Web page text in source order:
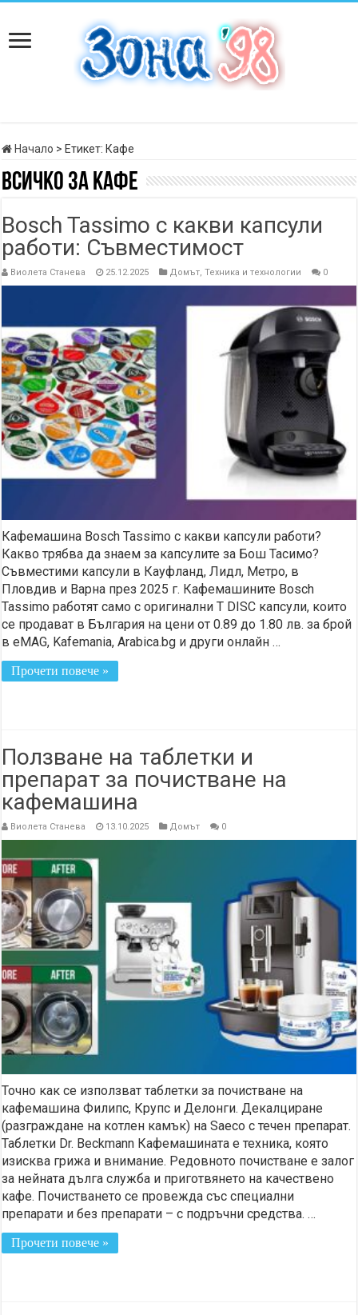
Начало > Етикет: Кафе
Всичко заКафе
Bosch Tassimo с какви капсули
работи: Съвместимост
Виолета Станева 25.12.2025 Домът,Техника и технологии 0
Кафемашина Bosch Tassimo с какви капсули работи?
Какво трябва да знаем за капсулите за Бош Тасимо?
Съвместими капсули в Кауфланд, Лидл, Метро, в
Пловдив и Варна през 2025 г. Кафемашините Bosch
Tassimo работят само с оригинални T DISC капсули, които
се продават в България на цени от 0.89 до 1.80 лв. за брой
в eMAG, Kafemania, Arabica.bg и други онлайн …
Прочети повече »
Ползване на таблетки и
препарат за почистване на
кафемашина
Виолета Станева 13.10.2025 Домът 0
Точно как се използват таблетки за почистване на
кафемашина Филипс, Крупс и Делонги. Декалциране
(разграждане на котлен камък) на Saeco с течен препарат.
Таблетки Dr. Beckmann Кафемашината е техника, която
изисква грижа и внимание. Редовното почистване е залог
за нейната дълга служба и приготвянето на качествено
кафе. Почистването се провежда със специални
препарати и без препарати – с подръчни средства. …
Прочети повече »